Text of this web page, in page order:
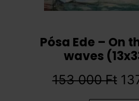
Pósa Ede – On
waves
153 000Ft